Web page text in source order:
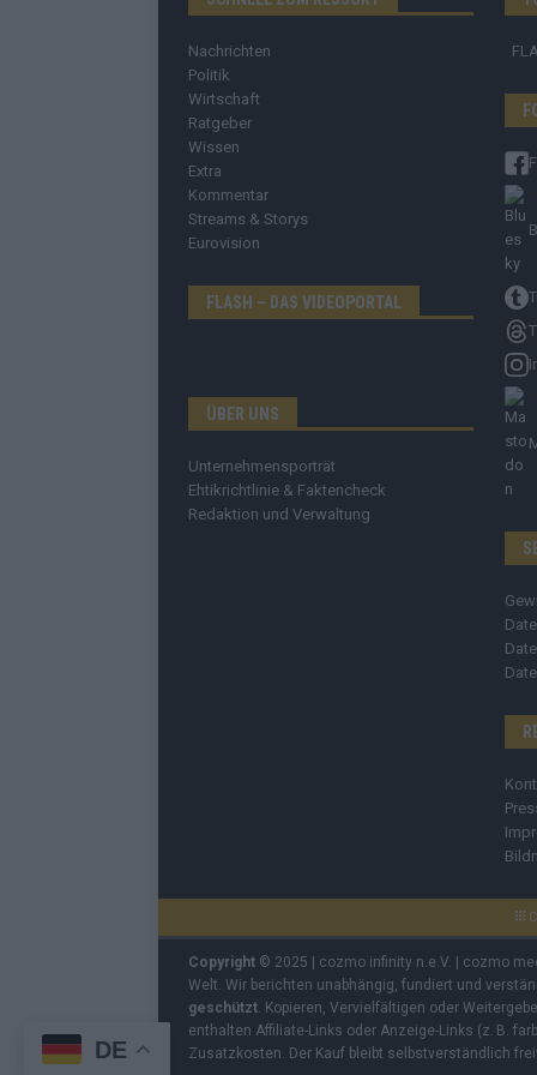
Nachrichten
Politik
Wirtschaft
Ratgeber
Wissen
Extra
Kommentar
Streams & Storys
Eurovision
FLASH – DAS VIDEOPORTAL
ÜBER UNS
Unternehmensporträt
Ehtikrichtlinie & Faktencheck
Redaktion und Verwaltung
Copyright © 2025 | cozmo infinity n.e.V. | cozmo
Welt. Wir berichten unabhängig, fundiert und
geschützt . Kopieren, Vervielfältigen oder
enthalten Affiliate-Links oder Anzeige-Links (z. B.
Zusatzkosten. Der Kauf bleibt selbstverständlich
DE